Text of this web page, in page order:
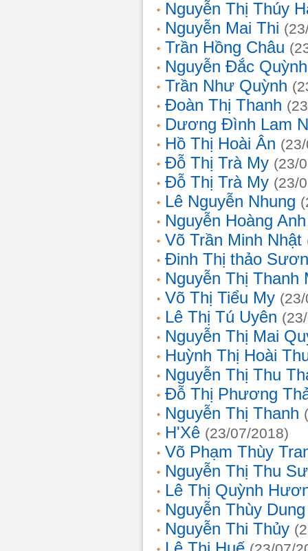
Nguyễn Thị Thúy
Nguyễn Mai Thi
Trần Hồng Châu
Nguyễn Đắc
Trần Như Quỳnh
Đoàn Thị Thanh
Dương Đình Lam
Hồ Thị Hoài Ân
Đỗ Thị Trà My (23/
Đỗ Thị Trà My (23/
Lê Nguyễn Nhung
Nguyễn Hoàng Anh
Võ Trần Minh Nhật
Đinh Thị thảo
Nguyễn Thị Thanh
Võ Thị Tiểu My
Lê Thị Tú Uyên
Nguyễn Thị Mai
Huỳnh Thị Hoài
Nguyễn Thị Thu
Đỗ Thị Phương
Nguyễn Thị Thanh
H'Xê (23/07/2018)
Võ Phạm Thùy
Nguyễn Thị Thu
Lê Thị Quỳnh
Nguyễn Thùy Dung
Nguyễn Thi Thủy